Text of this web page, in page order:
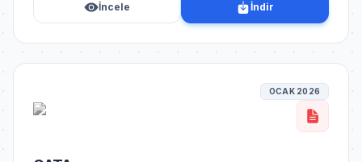
İncele İndir
OCAK 2026